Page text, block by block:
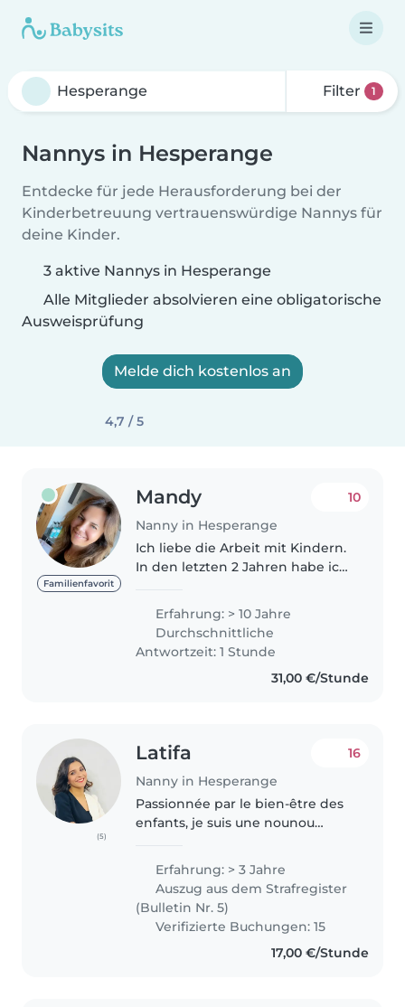
Filter 1
Nannys in Hesperange
Entdecke für jede Herausforderung bei der
Kinderbetreuung vertrauenswürdige Nannys für
deine Kinder.
3 aktive Nannys in Hesperange
Alle Mitglieder absolvieren eine obligatorische
Ausweisprüfung
Melde dich kostenlos an
4,7 / 5
Familienfavorit
Mandy
Nanny in Hesperange
10
Ich liebe die Arbeit mit Kindern.
In den letzten 2 Jahren habe ich
betreut. Erfahrung mit
Kleinkindern und Schulkindern .
ich bin sehr sportlich: Rad..
Erfahrung: > 10 Jahre
Durchschnittliche
Antwortzeit: 1 Stunde
31,00 €/Stunde
(5)
Latifa
Nanny in Hesperange
16
Passionnée par le bien-être des
enfants, je suis une nounou
expérience solide, je propose
des activités éducatives et
ludiques adaptées..
Erfahrung: > 3 Jahre
Auszug aus dem Strafregister
(Bulletin Nr. 5)
Verifizierte Buchungen: 15
17,00 €/Stunde